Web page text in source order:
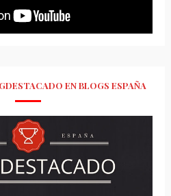
EN BLOGS ESPAÑA